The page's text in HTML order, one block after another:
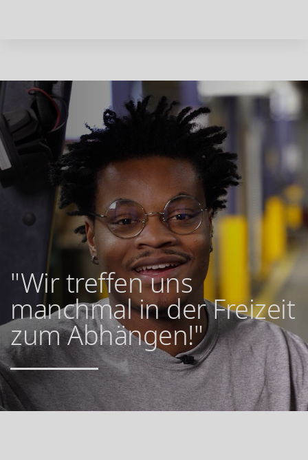
"Wir treffen uns
manchmal in der Freizeit
zum Abhängen!"